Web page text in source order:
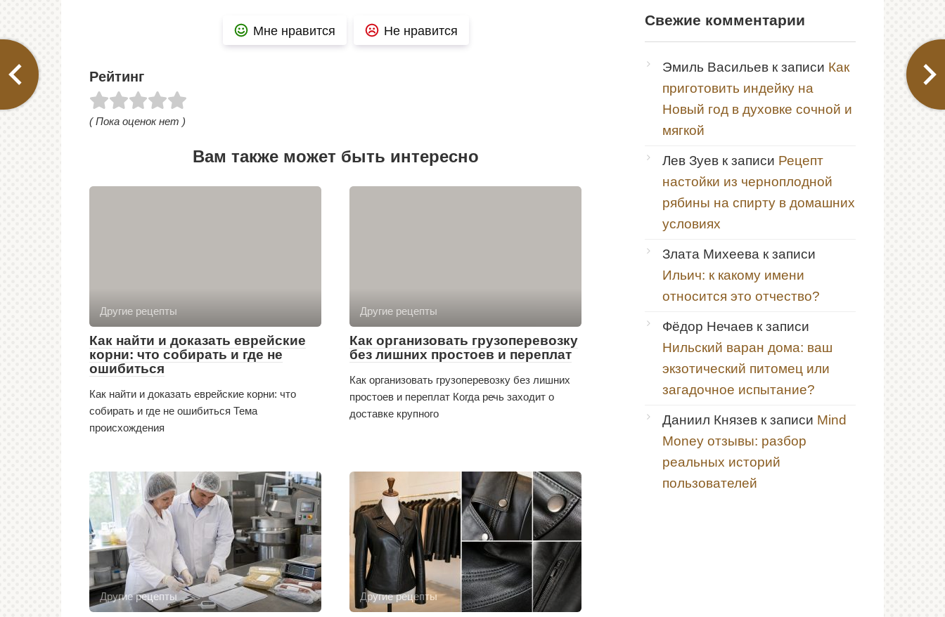
Мне нравится Не нравится
Рейтинг
( Пока оценок нет )
Вам также может быть интересно
Другие рецепты
Как найти и доказать еврейские
корни: что собирать и где не
ошибиться
Как найти и доказать еврейские корни: что
собирать и где не ошибиться Тема
происхождения
Другие рецепты
Как организовать грузоперевозку
без лишних простоев и переплат
Как организовать грузоперевозку без лишних
простоев и переплат Когда речь заходит о
доставке крупного
Другие рецепты Другие рецепты
Свежие комментарии
Эмиль Васильев к записи Как
приготовить индейку на
Новый год в духовке сочной и
мягкой
Лев Зуев к записи Рецепт
настойки из черноплодной
рябины на спирту в домашних
условиях
Злата Михеева к записи
Ильич: к какому имени
относится это отчество?
Фёдор Нечаев к записи
Нильский варан дома: ваш
экзотический питомец или
загадочное испытание?
Даниил Князев к записи Mind
Money отзывы: разбор
реальных историй
пользователей